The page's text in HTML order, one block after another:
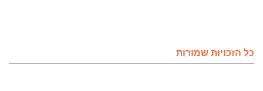
כל הזכויות שמורות